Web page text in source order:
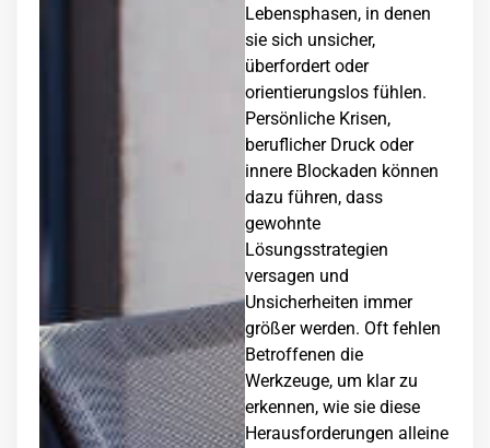
Lebensphasen, in denen
sie sich unsicher,
überfordert oder
orientierungslos fühlen.
Persönliche Krisen,
beruflicher Druck oder
innere Blockaden können
dazu führen, dass
gewohnte
Lösungsstrategien
versagen und
Unsicherheiten immer
größer werden. Oft fehlen
Betroffenen die
Werkzeuge, um klar zu
erkennen, wie sie diese
Herausforderungen alleine